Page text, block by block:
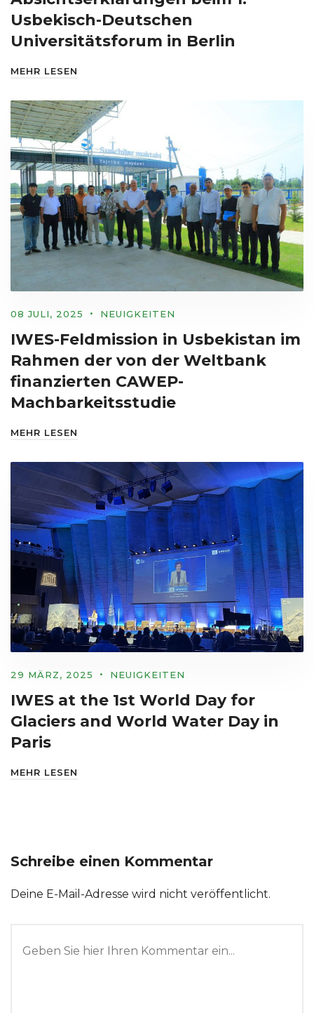
Usbekisch-Deutschen
Universitätsforum in Berlin
MEHR LESEN
08 JULI, 2025 NEUIGKEITEN
IWES-Feldmission in Usbekistan im
Rahmen der von der Weltbank
finanzierten CAWEP-
Machbarkeitsstudie
MEHR LESEN
29 MÄRZ, 2025 NEUIGKEITEN
IWES at the 1st World Day for
Glaciers and World Water Day in
Paris
MEHR LESEN
Schreibe einen Kommentar
Deine E-Mail-Adresse wird nicht veröffentlicht.